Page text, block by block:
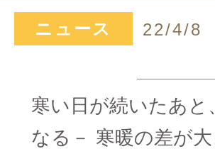
ニュース 22/4/8
寒い日が続いたあ
なる－ 寒暖の差が